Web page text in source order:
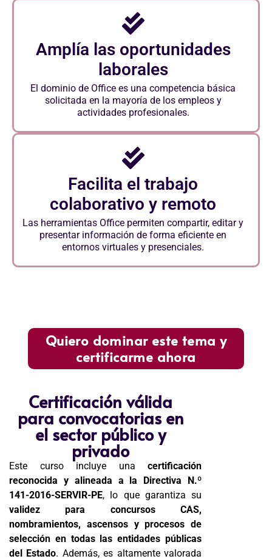
Amplía las oportunidades
laborales
El dominio de Office es una competencia básica
solicitada en la mayoría de los empleos y
actividades profesionales.
Facilita el trabajo
colaborativo y remoto
Las herramientas Office permiten compartir, editar y
presentar información de forma eficiente en
entornos virtuales y presenciales.
Quiero dominar este tema y
certificarme ahora
Certificación válida
para convocatorias en
el sector público y
privado
Este curso incluye unacertificación
reconocida y alineada a la Directiva N.º
141-2016-SERVIR-PE, lo que garantiza su
validez para concursos CAS,
nombramientos, ascensos y procesos de
selección en todas las entidades públicas
del Estado. Además, es altamente valorada